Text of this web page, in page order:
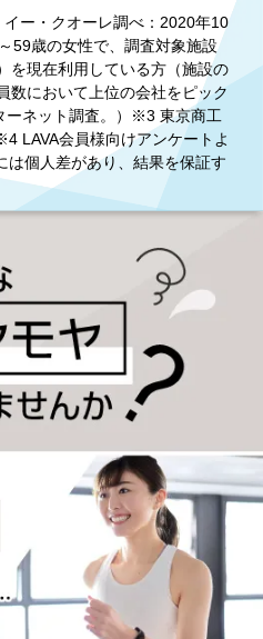
ー・クオーレ調べ：2020年10
59歳の女性で、調査対象施設
を現在利用している方（施設の
数において上位の会社をピック
ーネット調査。）※3 東京商工
LAVA会員様向けアンケートよ
は個人差があり、結果を保証す